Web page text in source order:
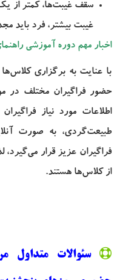
سقف غیبت‌ها، کمتر از
غیبت بیشتر، فرد باید
اخبار مهم دوره آموزشی
با عنایت به برگزاری
حضور فراگیران مختلف در
اطلاعات مورد نیاز
طبیعت‌گردی، به صورت
فراگیران عزیز قرار می‌گیرد،
از کلاس‌ها هستند.
سئوالات متداول